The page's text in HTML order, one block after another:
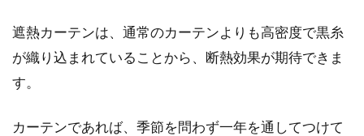
遮熱カーテンは、通常のカーテンよりも高密度で黒糸
が織り込まれていることから、断熱効果が期待できま
す。
カーテンであれば、季節を問わず一年を通してつけて